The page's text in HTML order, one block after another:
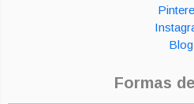
Blog
Formas